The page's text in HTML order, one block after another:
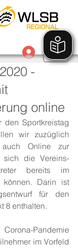
Anmelden
-
online
den Sportkreistag
wir zuzüglich
auch Online zur
sich die Vereins-
bereits im
können. Darin ist
für den
8 enthalten.
Pandemie
im Vorfeld